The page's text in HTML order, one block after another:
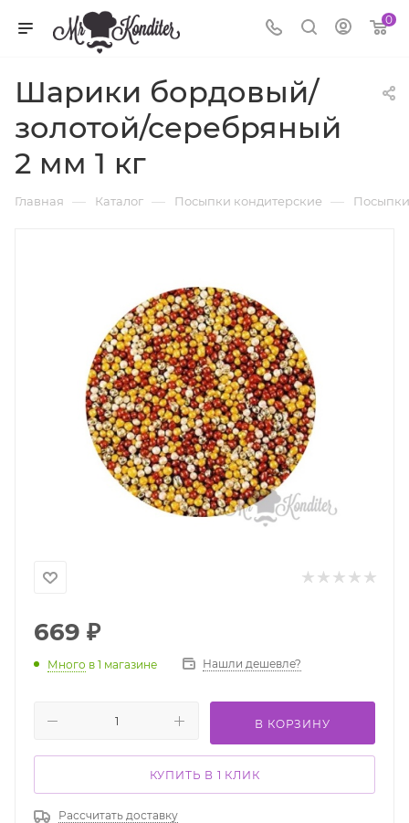
0
Шарики бордовый/
золотой/серебряный
2 мм 1 кг
Главная — Каталог — Посыпки кондитерские —
669 ₽
Много в 1 магазине Нашли дешевле?
В КОРЗИНУ
КУПИТЬ В 1 КЛИК
Рассчитать доставку